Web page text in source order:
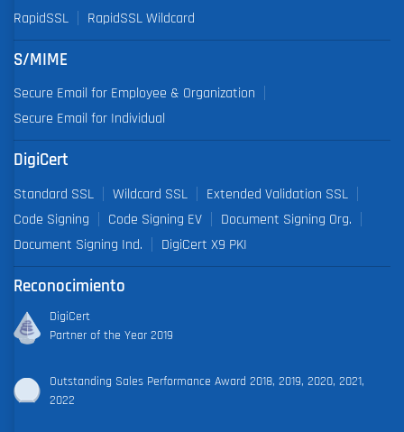
RapidSSL RapidSSL Wildcard
S/MIME
Secure Email for Employee & Organization
Secure Email for Individual
DigiCert
Standard SSL Wildcard SSL
Extended Validation SSL
Code Signing
Code Signing EV
Document Signing Org.
Document Signing Ind.
DigiCert X9 PKI
Reconocimiento
DigiCert
Partner of the Year 2019
Outstanding Sales Performance Award 2018, 2019, 2020, 2021,
2022